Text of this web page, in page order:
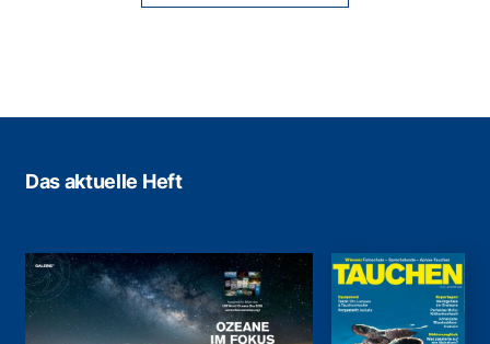
Das aktuelle Heft